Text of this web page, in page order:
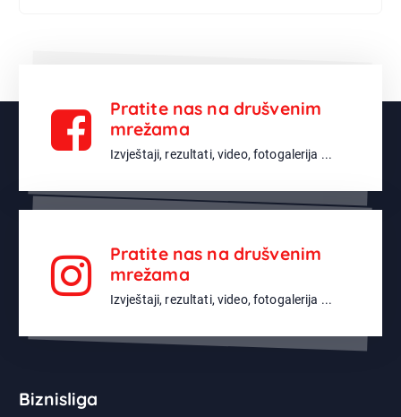
Pratite nas na drušvenim
mrežama
Izvještaji, rezultati, video, fotogalerija ...
Pratite nas na drušvenim
mrežama
Izvještaji, rezultati, video, fotogalerija ...
Biznisliga